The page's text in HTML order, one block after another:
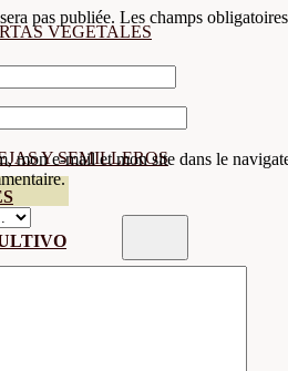
VEGETALES
Y SEMILLEROS
pas publiée. Les champs obligatoires
mon e-mail et mon site dans le